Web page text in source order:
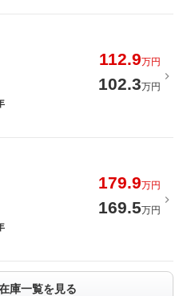
112.9万円
102.3万円
179.9万円
169.5万円
庫一覧を見る